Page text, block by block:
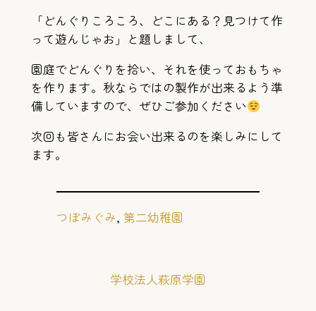
「どんぐりころころ、どこにある？見つけて作
って遊んじゃお」と題しまして、
園庭でどんぐりを拾い、それを使っておもちゃ
を作ります。秋ならではの製作が出来るよう準
備していますので、ぜひご参加ください
次回も皆さんにお会い出来るのを楽しみにして
ます。
つぼみぐみ, 第二幼稚園
学校法人萩原学園